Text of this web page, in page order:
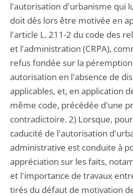
l'autorisation d'urbanisme qui
doit dès lors être motivée en
l'article L. 211-2 du code des
et l'administration (CRPA),
refus fondée sur la
autorisation en l'absence de
applicables, et, en application
même code, précédée d'une
contradictoire. 2) Lorsque,
caducité de l'autorisation
administrative est conduite à
appréciation sur les faits,
et l'importance de travaux
tirés du défaut de motivation